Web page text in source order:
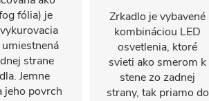
fólia) je
strane
Jemne
jeho povrch
Zrkadlo je vybavené
kombináciou LED
osvetlenia, ktoré
svieti ako smerom k
stene zo zadnej
strany, tak priamo do